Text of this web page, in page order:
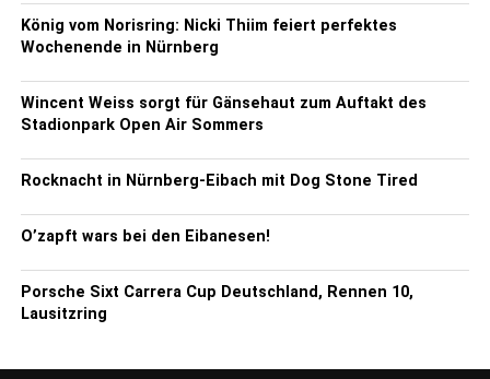
König vom Norisring: Nicki Thiim feiert perfektes
Wochenende in Nürnberg
Wincent Weiss sorgt für Gänsehaut zum Auftakt des
Stadionpark Open Air Sommers
Rocknacht in Nürnberg-Eibach mit Dog Stone Tired
O’zapft wars bei den Eibanesen!
Porsche Sixt Carrera Cup Deutschland, Rennen 10,
Lausitzring